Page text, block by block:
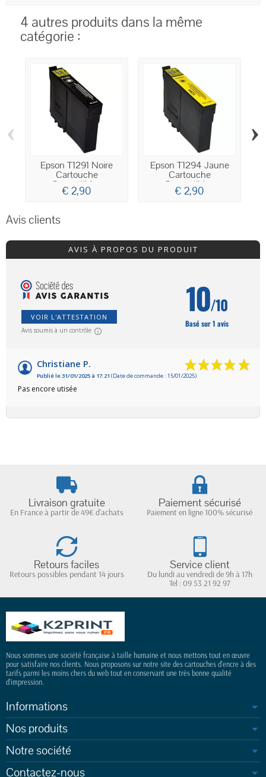
4 autres produits dans la même
catégorie :
Epson T1291 Noire
Cartouche
Compatible...
€ 2,90
Epson T1294 Jaune
Cartouche
Compatible...
€ 2,90
‹ ›
Avis clients
AVIS À PROPOS DU PRODUIT
VOIR L'ATTESTATION
Avis soumis à un contrôle
10/10
Basé sur 1 avis
Christiane P.
Publié le 31/01/2025 à 17:21 (Date de commande : 15/01/2025)
Pas encore utisée
Livraison gratuite
En France à partir de 49€ d'achats
Paiement sécurisé
Paiement en ligne 100% sécurisé
Retours faciles
Retours possibles pendant 14 jours
Service client
Du lundi au vendredi de 9h à 17h
Tel : 09 53 21 92 97
Nous sommes une société française à taille humaine et nous mettons tout en œuvre
pour satisfaire nos clients. Nous proposons sur notre site des cartouches d'encre à des
tarifs parmi les moins chers du web tout en conservant une très bonne qualité
d'impression.
Informations
Nos produits
Notre société
Contactez-nous